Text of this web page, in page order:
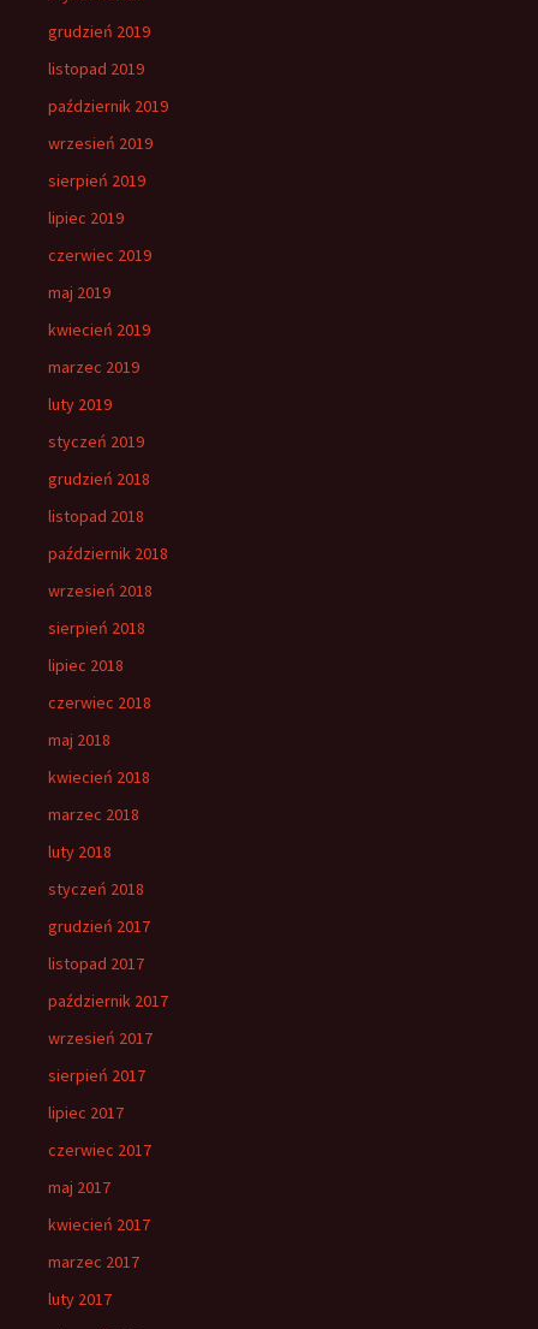
grudzień 2019
listopad 2019
październik 2019
wrzesień 2019
sierpień 2019
lipiec 2019
czerwiec 2019
maj 2019
kwiecień 2019
marzec 2019
luty 2019
styczeń 2019
grudzień 2018
listopad 2018
październik 2018
wrzesień 2018
sierpień 2018
lipiec 2018
czerwiec 2018
maj 2018
kwiecień 2018
marzec 2018
luty 2018
styczeń 2018
grudzień 2017
listopad 2017
październik 2017
wrzesień 2017
sierpień 2017
lipiec 2017
czerwiec 2017
maj 2017
kwiecień 2017
marzec 2017
luty 2017